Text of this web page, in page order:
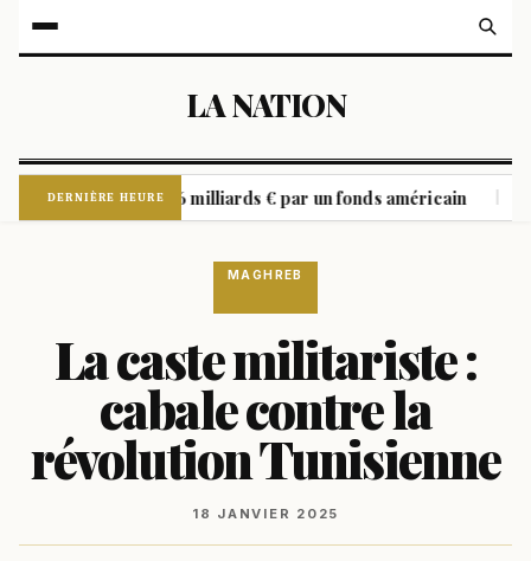
LA NATION
DERNIÈRE HEURE
son rachat à 6,6 milliards € par un fonds américain |
MAGHREB
La caste militariste :
cabale contre la
révolution Tunisienne
18 JANVIER 2025